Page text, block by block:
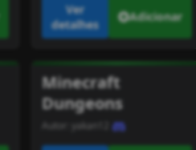
Ver
detalhes
Adicionar
Minecraft
Dungeons
Autor: yakan12